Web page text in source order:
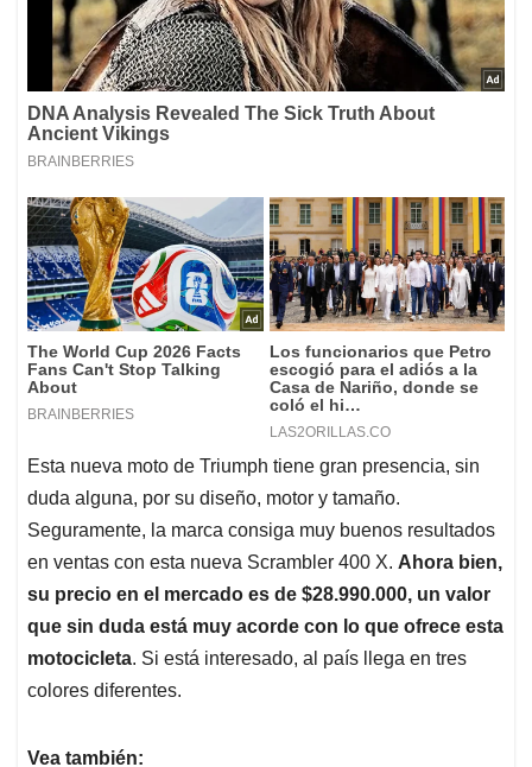
Esta nueva moto de Triumph tiene gran presencia, sin
duda alguna, por su diseño, motor y tamaño.
Seguramente, la marca consiga muy buenos resultados
en ventas con esta nueva Scrambler 400 X. Ahora bien,
su precio en el mercado es de $28.990.000, un valor
que sin duda está muy acorde con lo que ofrece esta
motocicleta. Si está interesado, al país llega en tres
colores diferentes.
Vea también: